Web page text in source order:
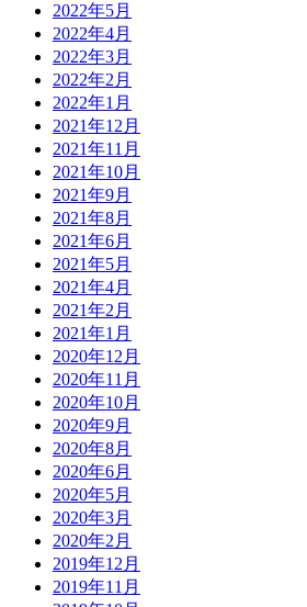
2022年5月
2022年4月
2022年3月
2022年2月
2022年1月
2021年12月
2021年11月
2021年10月
2021年9月
2021年8月
2021年6月
2021年5月
2021年4月
2021年2月
2021年1月
2020年12月
2020年11月
2020年10月
2020年9月
2020年8月
2020年6月
2020年5月
2020年3月
2020年2月
2019年12月
2019年11月